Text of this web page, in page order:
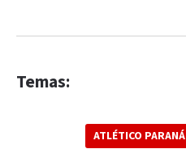
Temas:
ATLÉTICO PARANÁ